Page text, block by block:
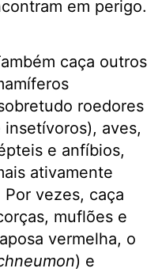
em perigo.
caça outros
roedores
insetívoros), aves,
e anfíbios,
ativamente
vezes, caça
muflões e
vermelha, o
) e